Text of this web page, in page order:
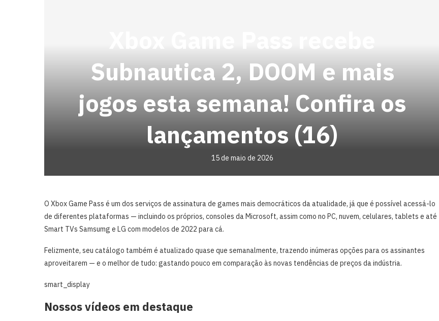
Subnautica 2, DOOM e mais
jogos esta semana! Confira os
lançamentos (16)
15 de maio de 2026
O Xbox Game Pass é um dos serviços de assinatura de games mais democráticos da atualidade, já que é possível acessá-lo
de diferentes plataformas — incluindo os próprios, consoles da Microsoft, assim como no PC, nuvem, celulares, tablets e até
Smart TVs Samsumg e LG com modelos de 2022 para cá.
Felizmente, seu catálogo também é atualizado quase que semanalmente, trazendo inúmeras opções para os assinantes
aproveitarem — e o melhor de tudo: gastando pouco em comparação às novas tendências de preços da indústria.
smart_display
Nossos vídeos em destaque